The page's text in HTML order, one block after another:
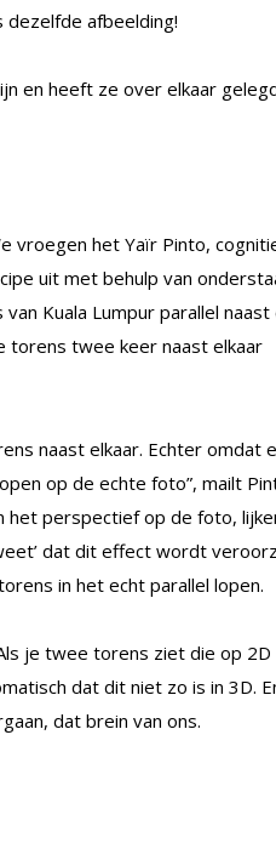
dezelfde afbeelding!
en heeft ze over elkaar
vroegen het Yaïr Pinto,
uit met behulp van
Kuala Lumpur parallel naast
torens twee keer naast elkaar
naast elkaar. Echter omdat
op de echte foto”, mailt
het perspectief op de foto,
dat dit effect wordt
in het echt parallel lopen.
je twee torens ziet die op 2D
dat dit niet zo is in 3D.
dat brein van ons.